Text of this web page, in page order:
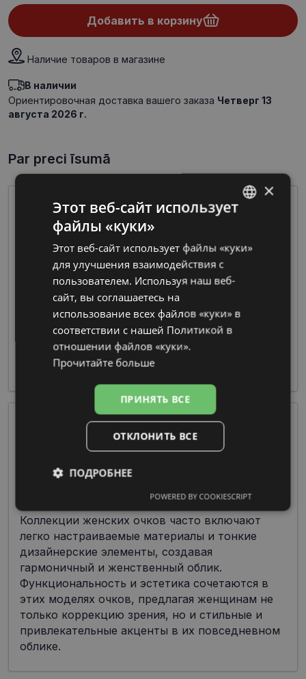
Добавить в корзину
Наличие товаров в магазине
В наличии
Ориентировочная доставка вашего заказа Четверг 13
августа 2026 г.
Par preci īsumā
Очки из пластмассы предлагают широкие
возможности по цветовой гамме и дизайну
при изготовлении оправы, что делает их
чрезвычайно популярными среди дизайнеров
и производителей.
Коллекции женских очков часто включают
легко настраиваемые материалы и тонкие
дизайнерские элементы, создавая
гармоничный и женственный облик.
Функциональность и эстетика сочетаются в
этих моделях очков, предлагая женщинам не
только коррекцию зрения, но и стильные и
привлекательные акценты в их повседневном
облике.
RUSSIAN
×
Этот веб-сайт использует
файлы «куки»
Этот веб-сайт использует файлы «куки»
для улучшения взаимодействия с
пользователем. Используя наш веб-
сайт, вы соглашаетесь на
использование всех файлов «куки» в
соответствии с нашей Политикой в ​​
отношении файлов «куки».
Прочитайте больше
ПРИНЯТЬ ВСЕ
ОТКЛОНИТЬ ВСЕ
ПОДРОБНЕЕ
Аналитические
Целевые Функциональные
Неклассифицированные
POWERED BY COOKIESCRIPT